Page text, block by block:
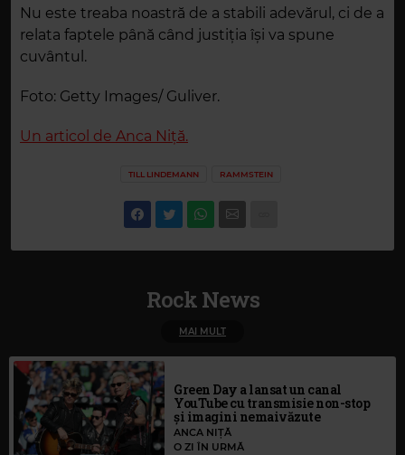
Nu este treaba noastră de a stabili adevărul, ci de a
relata faptele până când justiția își va spune
cuvântul.
Foto: Getty Images/ Guliver.
Un articol de Anca Niță.
TILL LINDEMANN RAMMSTEIN
Rock News
MAI MULT
Green Day a lansat un canal
YouTube cu transmisie non-stop
și imagini nemaivăzute
ANCA NIȚĂ
O ZI ÎN URMĂ